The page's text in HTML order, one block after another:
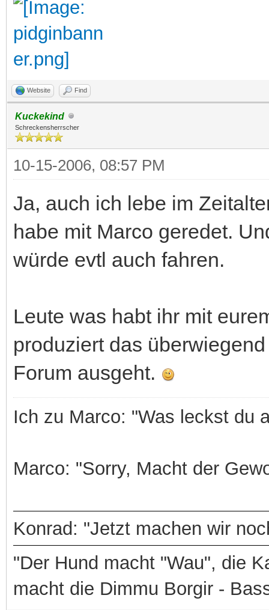
Website Find
Kuckekind
Schreckensherrscher
10-15-2006, 08:57 PM
Ja, auch ich lebe im
habe mit Marco geredet.
würde evtl auch fahren.
Leute was habt ihr mit
produziert das
Forum ausgeht.
Ich zu Marco: "Was leckst du
Marco: "Sorry, Macht der
Konrad: "Jetzt machen wir
"Der Hund macht "Wau", die
macht die Dimmu Borgir -